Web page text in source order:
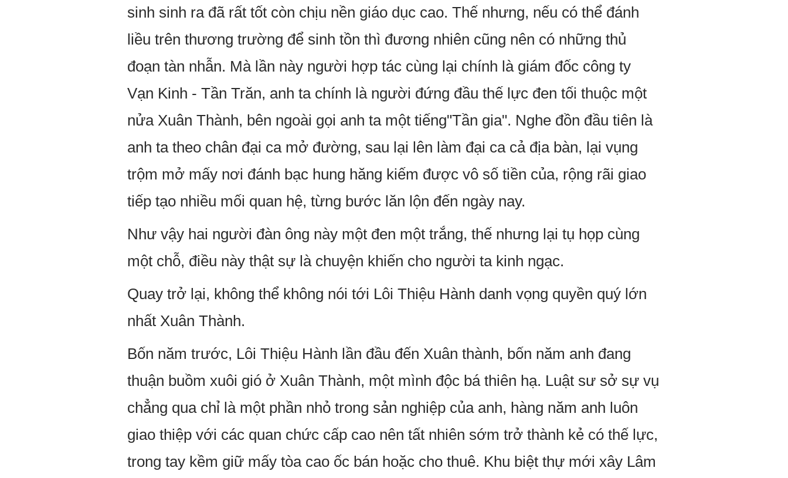
sinh sinh ra đã rất tốt còn chịu nền giáo dục cao. Thế nhưng, nếu có thể đánh
liều trên thương trường để sinh tồn thì đương nhiên cũng nên có những thủ
đoạn tàn nhẫn. Mà lần này người hợp tác cùng lại chính là giám đốc công ty
Vạn Kinh - Tần Trăn, anh ta chính là người đứng đầu thế lực đen tối thuộc một
nửa Xuân Thành, bên ngoài gọi anh ta một tiếng"Tần gia". Nghe đồn đầu tiên là
anh ta theo chân đại ca mở đường, sau lại lên làm đại ca cả địa bàn, lại vụng
trộm mở mấy nơi đánh bạc hung hăng kiếm được vô số tiền của, rộng rãi giao
tiếp tạo nhiều mối quan hệ, từng bước lăn lộn đến ngày nay.
Như vậy hai người đàn ông này một đen một trắng, thế nhưng lại tụ họp cùng
một chỗ, điều này thật sự là chuyện khiến cho người ta kinh ngạc.
Quay trở lại, không thể không nói tới Lôi Thiệu Hành danh vọng quyền quý lớn
nhất Xuân Thành.
Bốn năm trước, Lôi Thiệu Hành lần đầu đến Xuân thành, bốn năm anh đang
thuận buồm xuôi gió ở Xuân Thành, một mình độc bá thiên hạ. Luật sư sở sự vụ
chẳng qua chỉ là một phần nhỏ trong sản nghiệp của anh, hàng năm anh luôn
giao thiệp với các quan chức cấp cao nên tất nhiên sớm trở thành kẻ có thế lực,
trong tay kềm giữ mấy tòa cao ốc bán hoặc cho thuê. Khu biệt thự mới xây Lâm